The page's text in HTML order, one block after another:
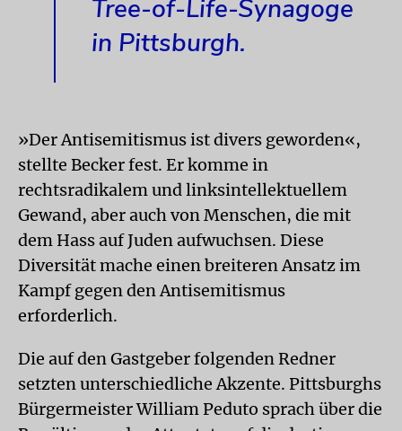
Tree-of-Life-Synagoge
in Pittsburgh.
»Der Antisemitismus ist divers geworden«,
stellte Becker fest. Er komme in
rechtsradikalem und linksintellektuellem
Gewand, aber auch von Menschen, die mit
dem Hass auf Juden aufwuchsen. Diese
Diversität mache einen breiteren Ansatz im
Kampf gegen den Antisemitismus
erforderlich.
Die auf den Gastgeber folgenden Redner
setzten unterschiedliche Akzente. Pittsburghs
Bürgermeister William Peduto sprach über die